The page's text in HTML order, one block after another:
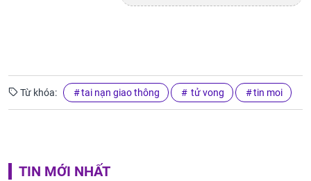
Từ khóa: tai nạn giao thông tử vong tin moi
TIN MỚI NHẤT